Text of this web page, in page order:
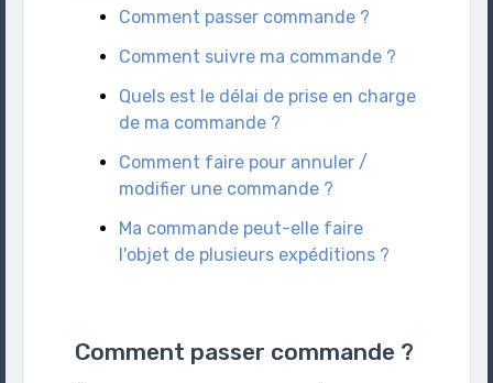
Comment passer commande ?
Comment suivre ma commande ?
Quels est le délai de prise en charge
de ma commande ?
Comment faire pour annuler /
modifier une commande ?
Ma commande peut-elle faire
l'objet de plusieurs expéditions ?
Comment passer commande ?